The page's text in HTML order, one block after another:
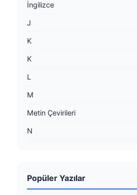
İngilizce
J
K
K
L
M
Metin Çevirileri
N
Popüler Yazılar